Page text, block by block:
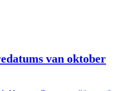
van oktober